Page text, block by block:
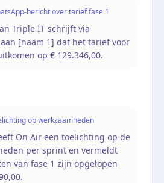
bericht over tarief fase 1
Triple IT schrijft via
[naam 1] dat het tarief voor
op € 129.346,00.
op werkzaamheden
On Air een toelichting op de
per sprint en vermeldt
van fase 1 zijn opgelopen